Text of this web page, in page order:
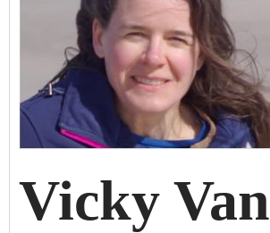
Vicky Van